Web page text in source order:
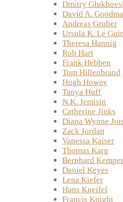
Dmitry
David A.
Andreas Gruber
Ursula K. Le
Theresa Hannig
Rob Hart
Frank Hebben
Tom Hillenbrand
Hugh Howey
Tanya Huff
N.K. Jemisin
Catherine Jinks
Diana Wynne
Zack Jordan
Vanessa Kaiser
Thomas Karg
Bernhard
Daniel Keyes
Lena Kiefer
Hans Kneifel
Francis Knight